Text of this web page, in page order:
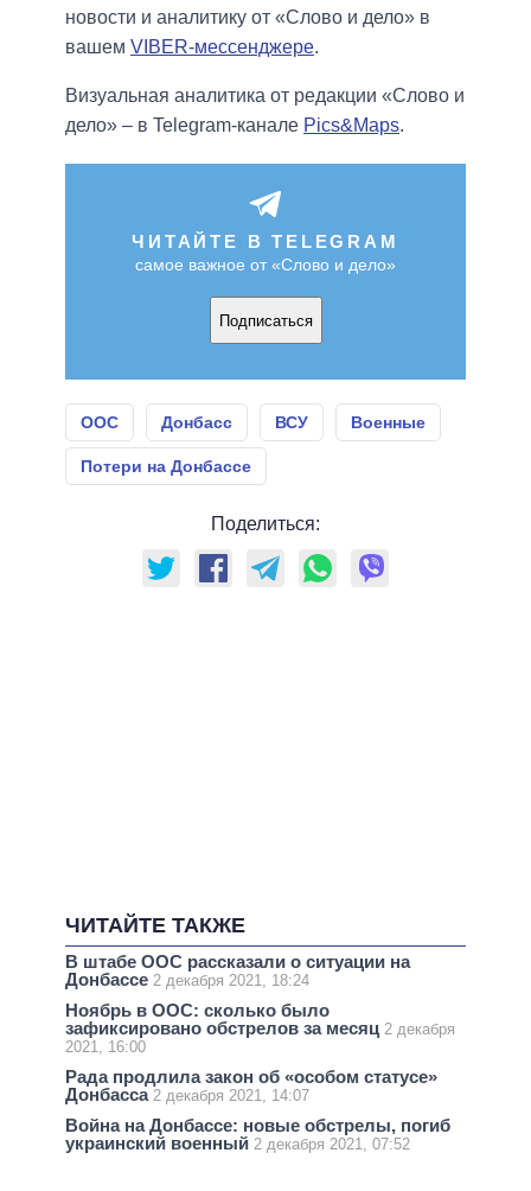
новости и аналитику от «Слово и дело» в
вашем VIBER-мессенджере.
Визуальная аналитика от редакции «Слово и
дело» – в Telegram-канале Pics&Maps.
ЧИТАЙТЕ В TELEGRAM
самое важное от «Слово и дело»
Подписаться
ООС Донбасс ВСУ Военные
Потери на Донбассе
Поделиться:
ЧИТАЙТЕ ТАКЖЕ
В штабе ООС рассказали о ситуации на
Донбассе 2 декабря 2021, 18:24
Ноябрь в ООС: сколько было
зафиксировано обстрелов за месяц 2 декабря
2021, 16:00
Рада продлила закон об «особом статусе»
Донбасса 2 декабря 2021, 14:07
Война на Донбассе: новые обстрелы, погиб
украинский военный 2 декабря 2021, 07:52